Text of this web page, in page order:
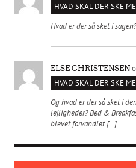
HVAD SKAL DER SKE
Hvad er der så sket i sagen?
ELSE CHRISTENSEN
HVAD SKAL DER SKE
Og hvad er der så sket i
lejligheder? Bed &
blevet forvandlet […]